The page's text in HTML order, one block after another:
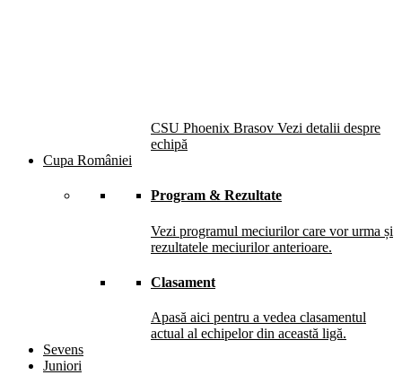
CSU Phoenix Brasov Vezi detalii despre
echipă
Cupa României
Program & Rezultate
Vezi programul meciurilor care vor urma și
rezultatele meciurilor anterioare.
Clasament
Apasă aici pentru a vedea clasamentul
actual al echipelor din această ligă.
Sevens
Juniori